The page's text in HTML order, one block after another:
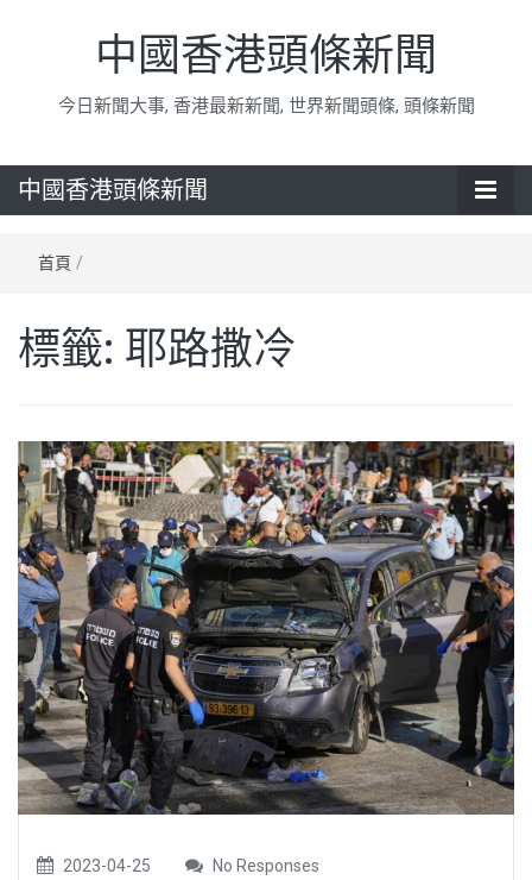
中國香港頭條新聞
今日新聞大事, 香港最新新聞, 世界新聞頭條, 頭條新聞
中國香港頭條新聞
首頁 /
標籤: 耶路撒冷
2023-04-25 No Responses